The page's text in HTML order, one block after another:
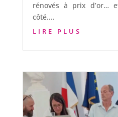
rénovés à prix d’or…
côté....
LIRE PLUS